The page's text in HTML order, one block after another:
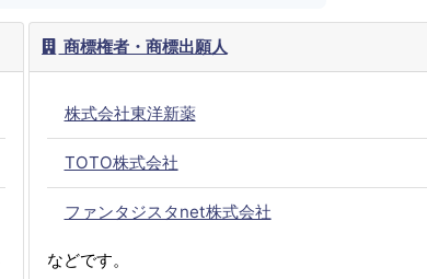
商標権者・商標出願人
株式会社東洋新薬
TOTO株式会社
ファンタジスタnet株式会社
などです。